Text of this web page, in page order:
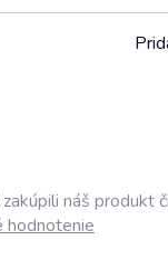
náš produkt
hodnotenie